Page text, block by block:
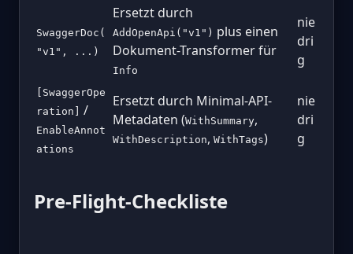
SwaggerDoc(
"v1", ...)
Ersetzt durch
AddOpenApi("v1") plus einen
Dokument-Transformer für
Info
nie
dri
g
[SwaggerOpe
ration] /
EnableAnnot
ations
Ersetzt durch Minimal-API-
Metadaten (WithSummary,
WithDescription, WithTags)
nie
dri
g
Pre-Flight-Checkliste